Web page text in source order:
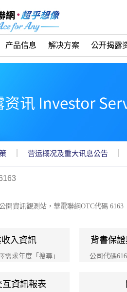
产品信息 解决方案 公开揭露
营运概况及重大讯息公告
開資訊觀測站，華電聯網OTC代碼 6163
入資訊
需求年度「搜尋」
背書保
公司代碼
資訊報表